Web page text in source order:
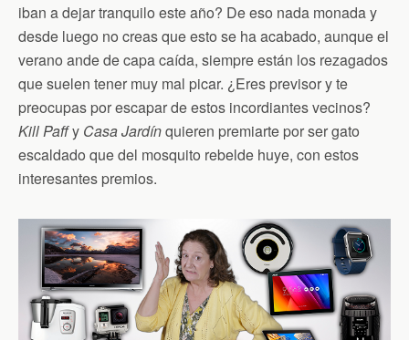
iban a dejar tranquilo este año? De eso nada monada y
desde luego no creas que esto se ha acabado, aunque el
verano ande de capa caída, siempre están los rezagados
que suelen tener muy mal picar. ¿Eres previsor y te
preocupas por escapar de estos incordiantes vecinos?
Kill Paffy Casa Jardínquieren premiarte por ser gato
escaldado que del mosquito rebelde huye, con estos
interesantes premios.